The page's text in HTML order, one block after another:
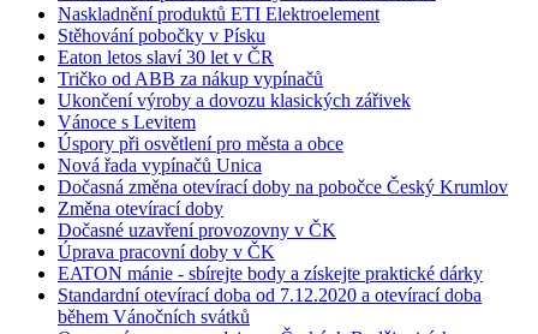
Naskladnění produktů ETI Elektroelement
Stěhování pobočky v Písku
Eaton letos slaví 30 let v ČR
Tričko od ABB za nákup vypínačů
Ukončení výroby a dovozu klasických zářivek
Vánoce s Levitem
Úspory při osvětlení pro města a obce
Nová řada vypínačů Unica
Dočasná změna otevírací doby na pobočce Český Krumlov
Změna otevírací doby
Dočasné uzavření provozovny v ČK
Úprava pracovní doby v ČK
EATON mánie - sbírejte body a získejte praktické dárky
Standardní otevírací doba od 7.12.2020 a otevírací doba
během Vánočních svátků